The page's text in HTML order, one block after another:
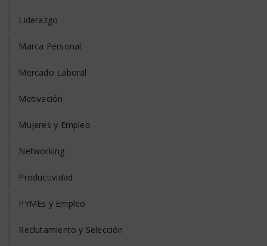
Liderazgo
Marca Personal
Mercado Laboral
Motivación
Mujeres y Empleo
Networking
Productividad
PYMEs y Empleo
Reclutamiento y Selección